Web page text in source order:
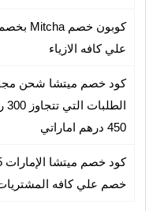
علي كافه الازياء
كود خصم ميتشا شحن
450 درهم اماراتي
خصم علي كافه